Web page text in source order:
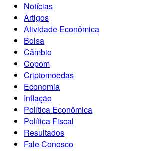
Notícias
Artigos
Atividade Econômica
Bolsa
Câmbio
Copom
Criptomoedas
Economia
Inflação
Política Econômica
Política Fiscal
Resultados
Fale Conosco